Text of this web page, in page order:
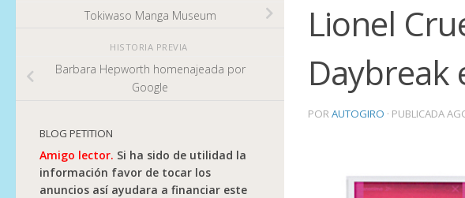
Lionel
Daybreak
PORAUTOGIRO · PUBLICADA
Tokiwaso Manga Museum
HISTORIA PREVIA
Barbara Hepworth homenajeada por
Google
BLOG PETITION
Amigo lector. Si ha sido de utilidad la
información favor de tocar los
anuncios así ayudara a financiar este